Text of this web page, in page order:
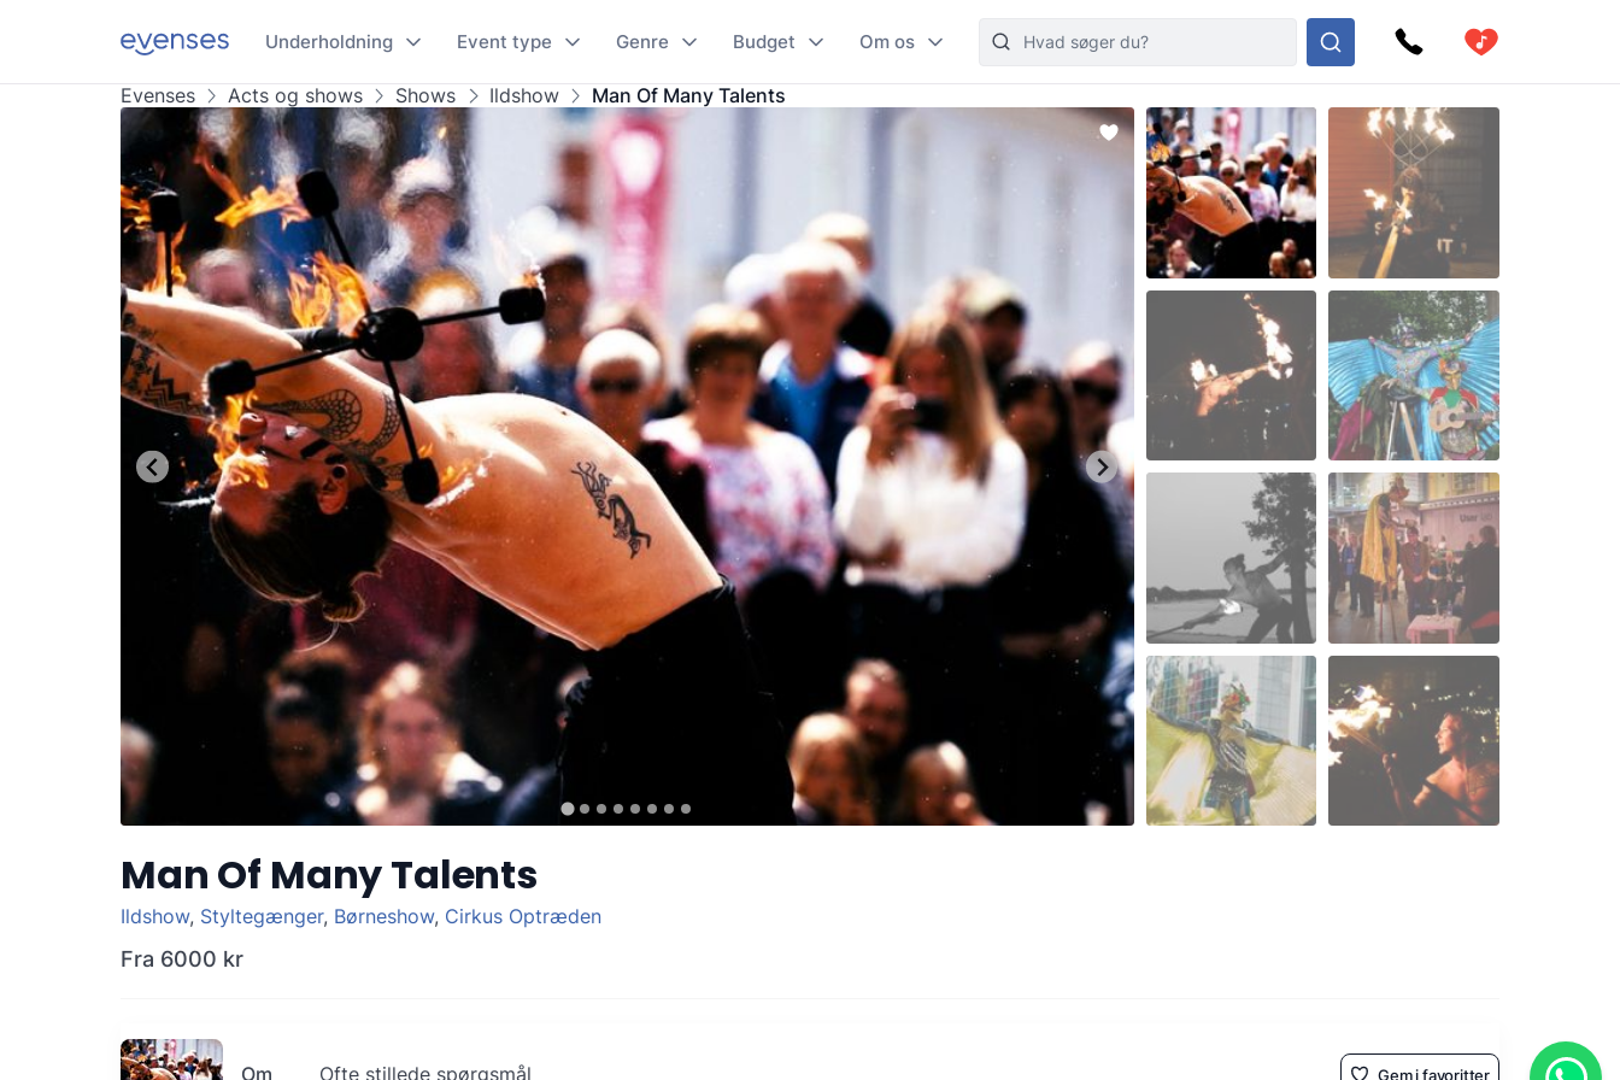
Underholdning Event type Genre Budget Om os
Evenses Acts og shows Shows Ildshow Man Of Many Talents
Man Of Many Talents
Ildshow, Styltegænger, Børneshow, Cirkus Optræden
Fra 6000 kr
Om Ofte stillede spørgsmål Gem i favoritter